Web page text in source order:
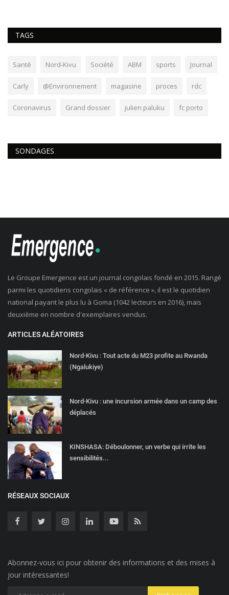
TAGS
Santé Nord-Kivu Société ABM sports Journal
Carly @Environnement magasine proces rdc
Coronavirus Grand dossier julien paluku fc porto
SONDAGES
Le Groupe Emergence est un journal congolais fondé en 2015. Rangé
parmi les quotidiens congolais « de référence », il est le quotidien
national payant le plus lu à Goma (1042 lecteurs en 2016), mais
deuxième en nombre d'exemplaires vendus.
ARTICLES ALÉATOIRES
Nord-Kivu : Tout acte du M23 profite au Rwanda
(Ngalukiye)
Nord-Kivu : une incursion armée dans un camp des
déplacés
KINSHASA: Déboulonner, un verbe qui irrite les
sensibilités...
RÉSEAUX SOCIAUX
Abonnez-vous ici pour obtenir des informations et des mises à
jour intéressantes!